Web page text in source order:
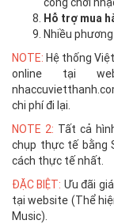
Hỗ trợ mua
Nhiều
NOTE: Hệ thống
online tại
chi phí đi lại.
NOTE 2: Tất cả
chụp thực tế bằng
cách thực tế nhất.
ĐẶC BIỆT: Ưu đãi
tại website (Thể
Music).